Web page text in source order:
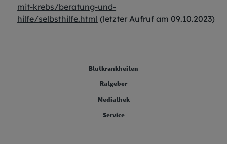
mit-krebs/beratung-und-
hilfe/selbsthilfe.html (letzter Aufruf am 09.10.2023)
Blutkrankheiten
Ratgeber
Mediathek
Service